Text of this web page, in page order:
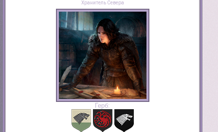
Хранитель Севера
Герб: